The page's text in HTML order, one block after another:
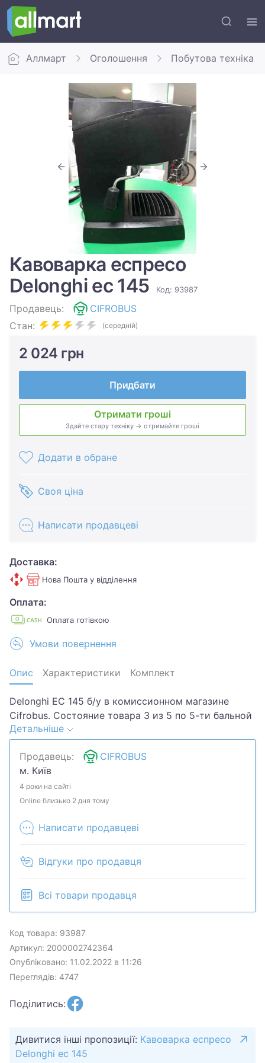
Аллмарт Оголошення Побутова техніка
Кавоварка еспресо
Delonghi ec 145
Код: 93987
Продавець:
CIFROBUS
Стан:
(середній)
2 024 грн
Придбати
Отримати гроші
Здайте стару техніку → отримайте гроші
Додати в обране
Своя ціна
Написати продавцеві
Доставка:
Нова Пошта у відділення
Оплата:
Оплата готівкою
Умови повернення
Опис Характеристики Комплект
Delonghi EC 145 б/у в комиссионном магазине
Cifrobus. Состояние товара 3 из 5 по 5-ти бальной
системе. Примечание:
царапины,потертости..Хотите скидку? Давайте
обсудим. Предложите свою цену и мы посмотрим,
что сможем сделать.Уточняйте наличие и
комплектацию у менеджера. Товар может быть
продан в розничном магазине.
Детальніше
Продавець:
CIFROBUS
м. Київ
4 роки на сайті
Online близько 2 дня тому
Написати продавцеві
Відгуки про продавця
Всі товари продавця
Код товара: 93987
Артикул: 2000002742364
Опубліковано: 11.02.2022 в 11:26
Переглядів: 4747
Поділитись:
Дивитися інші пропозиції: Кавоварка еспресо
Delonghi ec 145